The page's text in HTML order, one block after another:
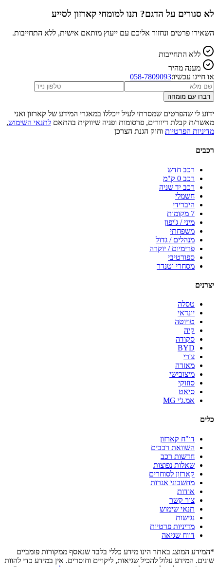
לא סגורים על הדגם? תנו למומחי קארזון לסייע
השאירו פרטים ונחזור אליכם עם ייעוץ מותאם אישית, ללא התחייבות.
ללא התחייבות
מענה מהיר
או חייגו עכשיו:058-7809093
דברו עם מומחה
ידוע לי שהפרטים שמסרתי לעיל ייכללו במאגרי המידע של קארזון ואני
מאשר/ת קבלת דיוורים, פרסומות ופניה שיווקית בהתאם לתנאי השימוש,
מדיניות הפרטיות וחוק הגנת הצרכן
רכבים
רכב חדש
רכב 0 ק"מ
רכב יד שניה
חשמלי
היברידי
7 מקומות
מיני / ג'יפון
משפחתי
מנהלים / גדול
פרימיום / יוקרה
ספורטיבי
מסחרי וטנדר
יצרנים
טסלה
יונדאי
טויוטה
קיה
סקודה
BYD
צ'רי
מאזדה
מיצובישי
סוזוקי
סיאט
אמ.ג'י MG
כלים
דו"ח קארזון
השוואת רכבים
חדשות רכב
שאלות נפוצות
קארזון לסוחרים
מחשבוני אגרות
אודות
צור קשר
תנאי שימוש
נגישות
מדיניות פרטיות
דווח שגיאה
*המידע המוצג באתר הינו מידע כללי בלבד שנאסף ממקורות פומביים
שונים. המידע עלול להכיל שגיאות, ליקויים וחוסרים. אין במידע כדי להוות